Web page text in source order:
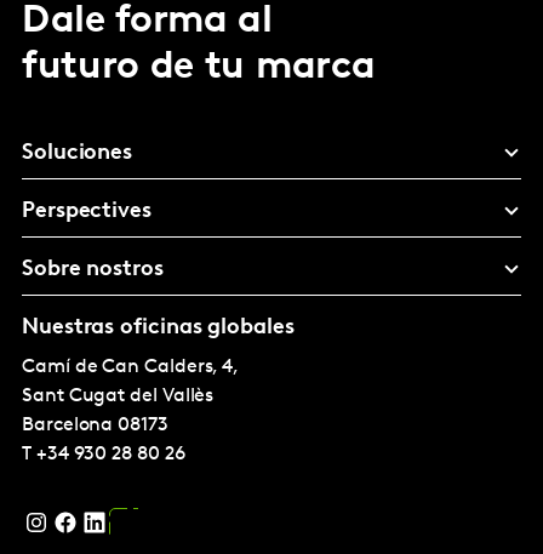
Dale forma al
futuro de tu marca
Soluciones
Perspectives
Sobre nostros
Nuestras oficinas globales
Camí de Can Calders, 4,
Sant Cugat del Vallès
Barcelona 08173
T +34 930 28 80 26